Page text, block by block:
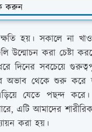
করুন
হয়। সকালে না
উন্মোচন করা
দিনের সবচেয়ে
থেকে শুরু করে
যেতে পছন্দ
এটি আমাদের
করা হয়।